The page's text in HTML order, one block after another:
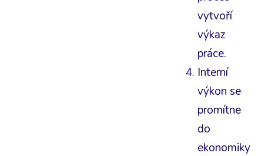
vytvoří
výkaz
práce.
Interní
výkon se
promítne
do
ekonomiky